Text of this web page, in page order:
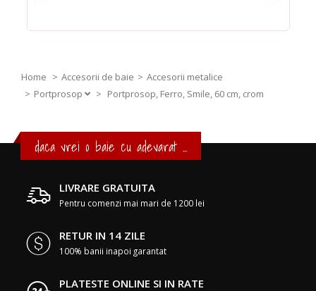
Home Accesorii de baie
Accesorii metalice
Portprosop
> Portprosop, Ferro, Smile, 60 cm, crom
daca vrei o baie cu adevarat ...
LIVRARE GRATUITA
Pentru comenzi mai mari de 1200 lei
RETUR IN 14 ZILE
100% banii inapoi garantat
PLATESTE ONLINE SI IN RATE